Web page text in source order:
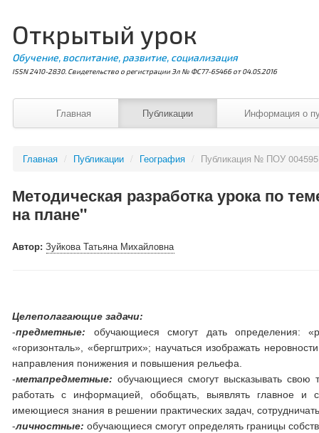
Открытый урок
Обучение, воспитание, развитие, социализация
ISSN 2410-2830. Свидетельство о регистрации Эл № ФС77-65466 от 04.05.2016
Главная Публикации Информация о
Главная / Публикации / География / Публикация № ПОУ 004595
Методическая разработка урока по
на плане"
Автор:Зуйкова Татьяна Михайловна
Целеполагающие задачи:
-предметные: обучающиеся смогут дать определения:
«горизонталь», «бергштрих»; научаться изображать
направления понижения и повышения рельефа.
-метапредметные: обучающиеся смогут высказывать свою
работать с информацией, обобщать, выявлять главное и
имеющиеся знания в решении практических задач,
-личностные: обучающиеся смогут определять границы